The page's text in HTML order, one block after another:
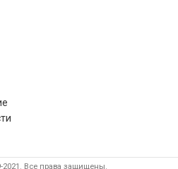
2021. Все права защищены.